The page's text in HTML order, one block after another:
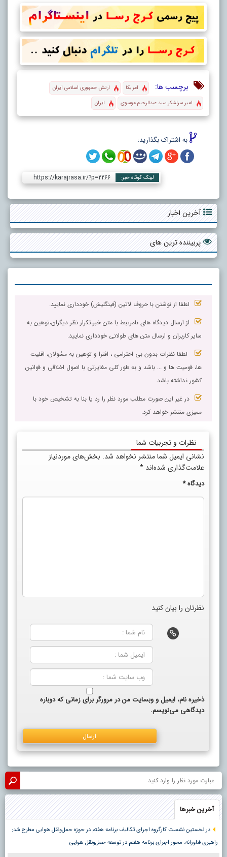
برچسب ها: آمریکا
ارتش جمهوری اسلامی ایران
امیر سرلشکر سید عبدالرحیم موسوی
ایران
به اشتراک بگذارید:
لینک کوتاه خبر: https://karajrasa.ir/?p=2266
آخرین اخبار
پربیننده ترین های
لطفا از نوشتن با حروف لاتین (فینگلیش) خودداری نمایید.
از ارسال دیدگاه های نامرتبط با متن خبر،تکرار نظر دیگران،توهین به
سایر کاربران و ارسال متن های طولانی خودداری نمایید.
لطفا نظرات بدون بی احترامی ، افترا و توهین به مسٔولان، اقلیت
ها، قومیت ها و ... باشد و به طور کلی مغایرتی با اصول اخلاقی و قوانین
کشور نداشته باشد.
در غیر این صورت مطلب مورد نظر را رد یا بنا به تشخیص خود با
ممیزی منتشر خواهد کرد.
نظرات و تجربیات شما
نشانی ایمیل شما منتشر نخواهد شد. بخش‌های موردنیاز
علامت‌گذاری شده‌اند *
دیدگاه*
نظرتان را بیان کنید
ذخیره نام، ایمیل و وبسایت من در مرورگر برای زمانی که دوباره
دیدگاهی می‌نویسم.
آخرین خبرها
در نخستین نشست کارگروه اجرای تکالیف برنامه هفتم در حوزه حمل‌ونقل هوایی مطرح شد:
راهبری فناورانه، محور اجرای برنامه هفتم در توسعه حمل‌ونقل هوایی